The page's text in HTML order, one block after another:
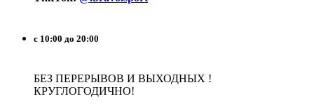
с 10:00 до 20:00
БЕЗ ПЕРЕРЫВОВ И ВЫХОДНЫХ !
КРУГЛОГОДИЧНО!